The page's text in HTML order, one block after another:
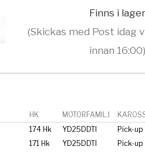
Finns i lager
(Skickas med Post idag
innan 16:00)
HK MOTORFAMILJ
174 Hk YD25DDTI Pick-up
171 Hk YD25DDTI Pick-up